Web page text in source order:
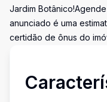
Jardim
anunciado é uma
certidão de ônus do